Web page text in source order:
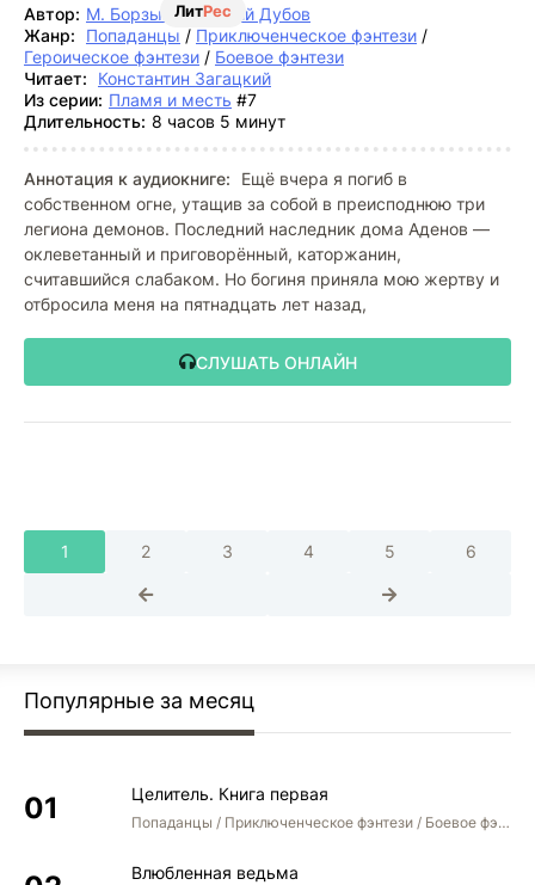
ЛитРес
Автор: М. Борзых ,Дмитрий Дубов
Жанр:
Попаданцы / Приключенческое фэнтези /
Героическое фэнтези / Боевое фэнтези
Читает:
Константин Загацкий
Из серии: Пламя и месть #7
Длительность: 8 часов 5 минут
Аннотация к аудиокниге:
Ещё вчера я погиб в
собственном огне, утащив за собой в преисподнюю три
легиона демонов. Последний наследник дома Аденов —
оклеветанный и приговорённый, каторжанин,
считавшийся слабаком. Но богиня приняла мою жертву и
отбросила меня на пятнадцать лет назад,
СЛУШАТЬ ОНЛАЙН
1 2 3 4 5 6
Популярные за месяц
Целитель. Книга первая
Попаданцы / Приключенческое фэнтези / Боевое фэнтези
Влюбленная ведьма